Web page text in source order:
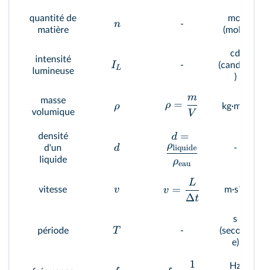
quantité de
matière
n -
mol
(mole)
intensité
lumineuse
IL -
cd
(candela
)
masse
volumique
ρ ρ =
V
m
kg·m
densité
d'un
liquide
d
d =
ρeau
ρliquide -
vitesse v v =
Δt
L
m·s-1
période T -
s
(second
e)
1
Hz